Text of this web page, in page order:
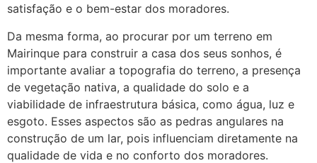
satisfação e o bem-estar dos moradores.
Da mesma forma, ao procurar por um terreno em
Mairinque para construir a casa dos seus sonhos, é
importante avaliar a topografia do terreno, a presença
de vegetação nativa, a qualidade do solo e a
viabilidade de infraestrutura básica, como água, luz e
esgoto. Esses aspectos são as pedras angulares na
construção de um lar, pois influenciam diretamente na
qualidade de vida e no conforto dos moradores.